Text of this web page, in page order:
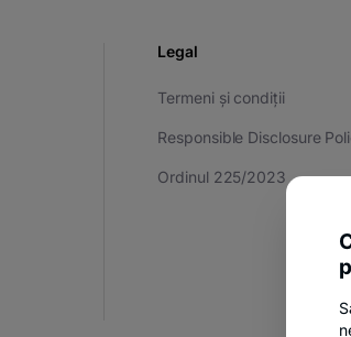
Legal
Termeni și condiții
Responsible Disclosure
Ordinul 225/2023